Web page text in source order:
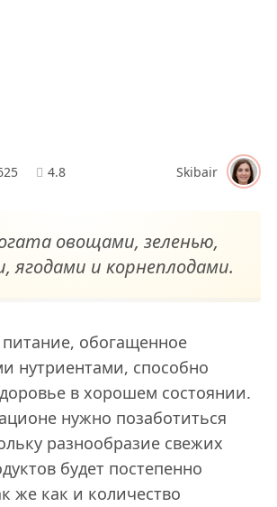
4.8 Skibair
овощами, зеленью,
ягодами и корнеплодами.
обогащенное
нутриентами, способно
в хорошем состоянии.
нужно позаботиться
разнообразие свежих
будет постепенно
же как и количество